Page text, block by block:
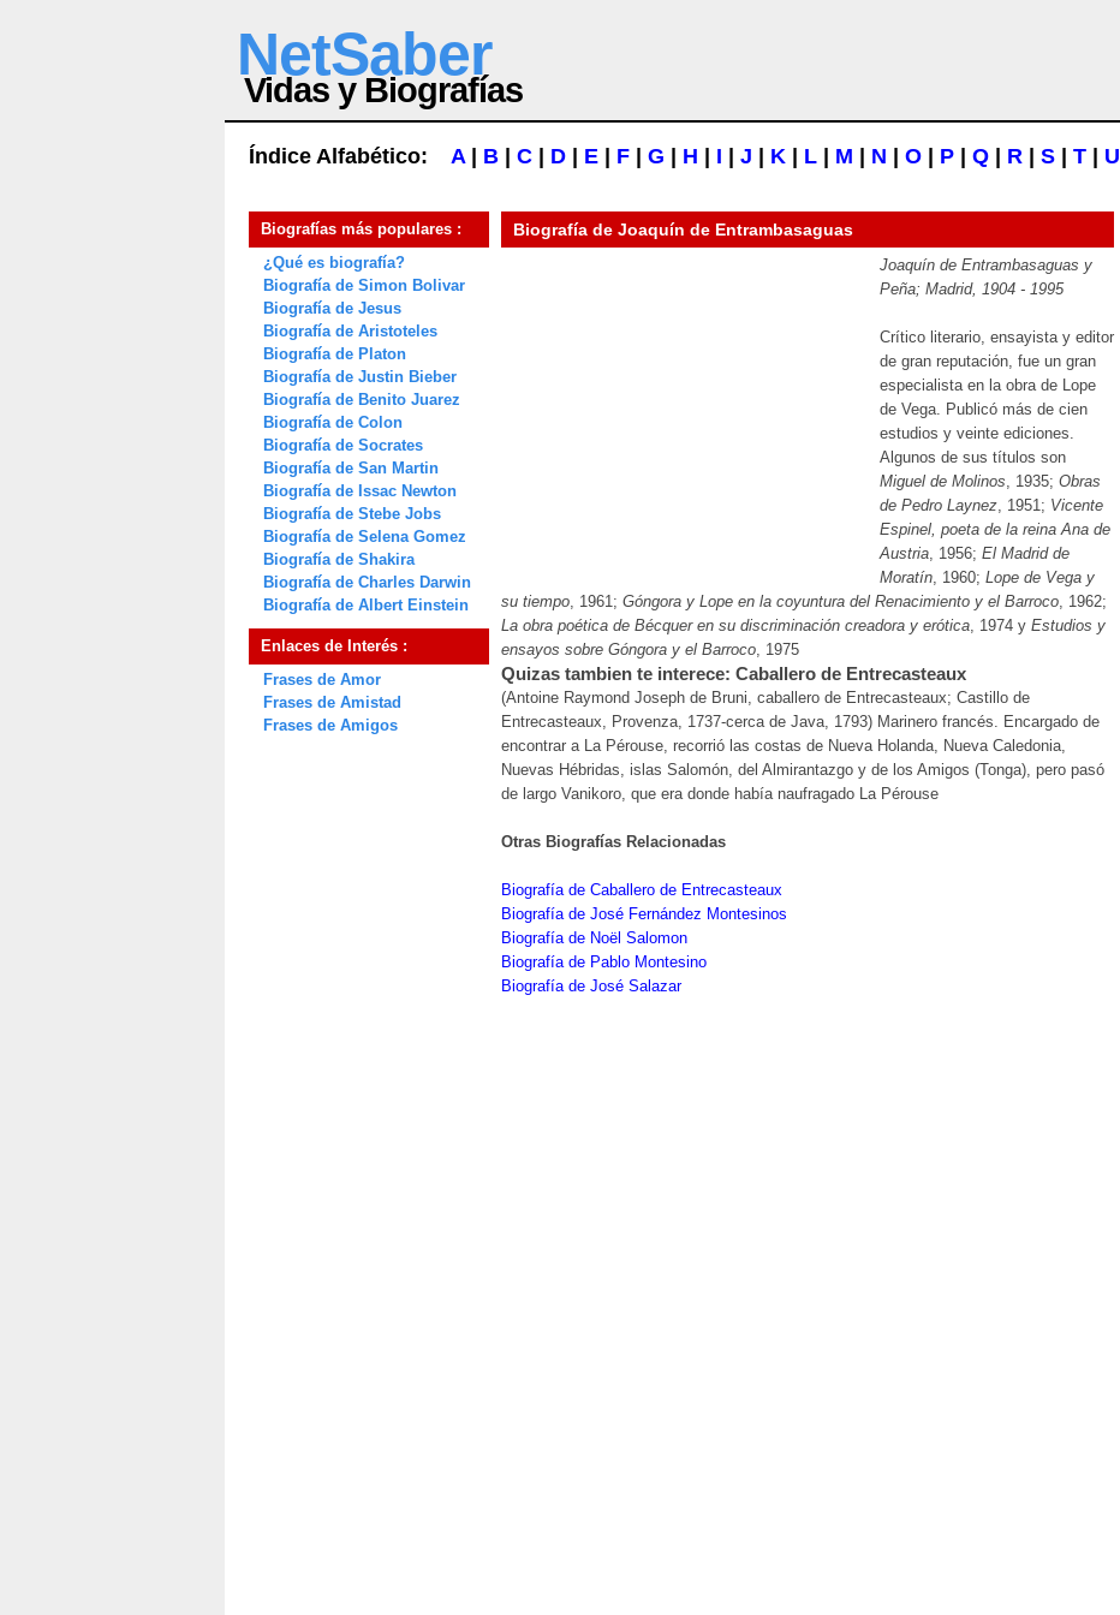
NetSaber
Vidas y Biografías
Índice Alfabético: A| B C D E F G H I J K L M N O P Q R S T U
Biografías más populares :
¿Qué es biografía?
Biografía de Simon Bolivar
Biografía de Jesus
Biografía de Aristoteles
Biografía de Platon
Biografía de Justin Bieber
Biografía de Benito Juarez
Biografía de Colon
Biografía de Socrates
Biografía de San Martin
Biografía de Issac Newton
Biografía de Stebe Jobs
Biografía de Selena Gomez
Biografía de Shakira
Biografía de Charles Darwin
Biografía de Albert Einstein
Enlaces de Interés :
Frases de Amor
Frases de Amistad
Frases de Amigos
Biografía de Joaquín de Entrambasaguas
Joaquín de Entrambasaguas y
Peña; Madrid, 1904 - 1995
Crítico literario, ensayista y editor
de gran reputación, fue un gran
especialista en la obra de Lope
de Vega. Publicó más de cien
estudios y veinte ediciones.
Algunos de sus títulos son
Miguel de Molinos, 1935; Obras
de Pedro Laynez, 1951; Vicente
Espinel, poeta de la reina Ana de
Austria, 1956; El Madrid de
Moratín, 1960; Lope de Vega y
su tiempo, 1961; Góngora y Lope en la coyuntura del Renacimiento y el Barroco, 1962;
La obra poética de Bécquer en su discriminación creadora y erótica, 1974 y Estudios y
ensayos sobre Góngora y el Barroco, 1975
Quizas tambien te interece: Caballero de Entrecasteaux
(Antoine Raymond Joseph de Bruni, caballero de Entrecasteaux; Castillo de
Entrecasteaux, Provenza, 1737-cerca de Java, 1793) Marinero francés. Encargado de
encontrar a La Pérouse, recorrió las costas de Nueva Holanda, Nueva Caledonia,
Nuevas Hébridas, islas Salomón, del Almirantazgo y de los Amigos (Tonga), pero pasó
de largo Vanikoro, que era donde había naufragado La Pérouse
Otras Biografías Relacionadas
Biografía de Caballero de Entrecasteaux
Biografía de José Fernández Montesinos
Biografía de Noël Salomon
Biografía de Pablo Montesino
Biografía de José Salazar